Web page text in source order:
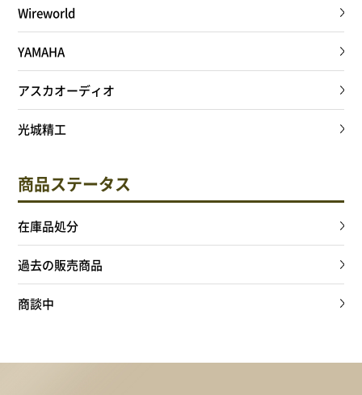
Wireworld
YAMAHA
アスカオーディオ
光城精工
商品ステータス
在庫品処分
過去の販売商品
商談中